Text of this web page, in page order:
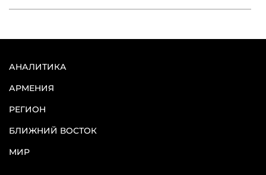
АНАЛИТИКА
АРМЕНИЯ
РЕГИОН
БЛИЖНИЙ ВОСТОК
МИР